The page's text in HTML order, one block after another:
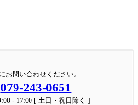
お問い合わせください。
079-243-0651
- 17:00 [ 土日・祝日除く ]